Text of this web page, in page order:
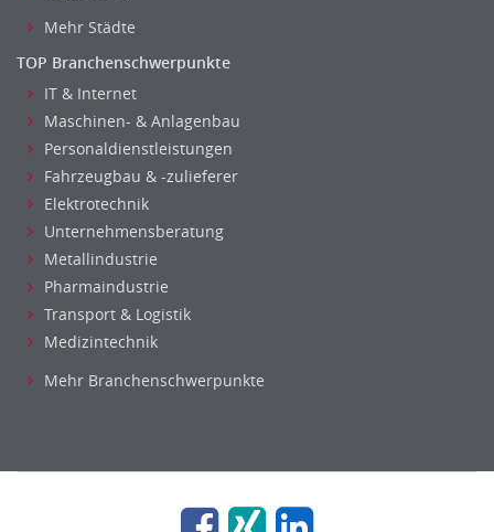
Mehr Städte
TOP Branchenschwerpunkte
IT & Internet
Maschinen- & Anlagenbau
Personaldienstleistungen
Fahrzeugbau & -zulieferer
Elektrotechnik
Unternehmensberatung
Metallindustrie
Pharmaindustrie
Transport & Logistik
Medizintechnik
Mehr Branchenschwerpunkte